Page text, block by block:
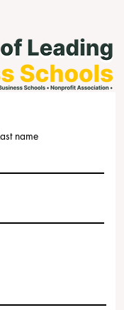
name